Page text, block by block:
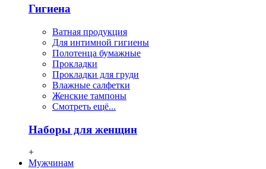
Гигиена
Ватная продукция
Для интимной гигиены
Полотенца бумажные
Прокладки
Прокладки для груди
Влажные салфетки
Женские тампоны
Смотреть ещё...
Наборы для женщин
+
Мужчинам